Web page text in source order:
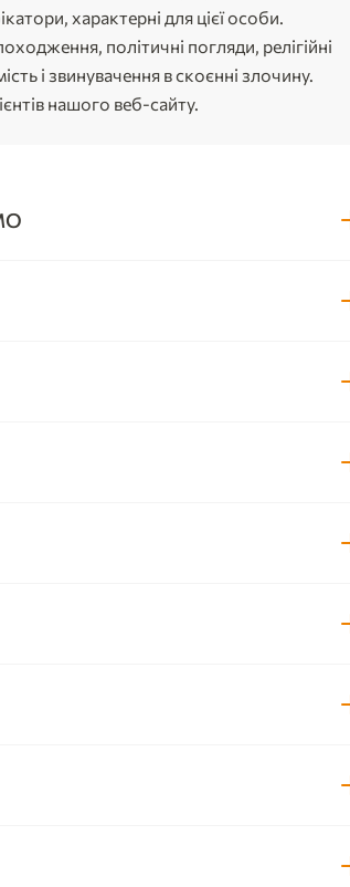
характерні для цієї особи.
політичні погляди, релігійні
і звинувачення в скоєнні злочину.
нашого веб-сайту.